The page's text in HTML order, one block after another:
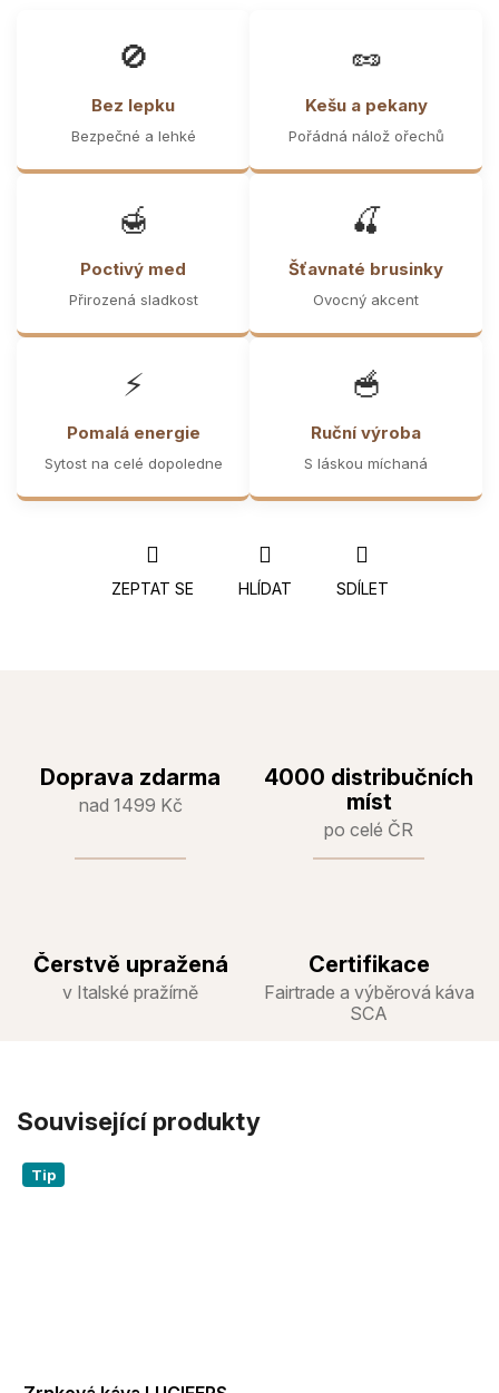
🚫
Bez lepku
Bezpečné a lehké
🥜
Kešu a pekany
Pořádná nálož ořechů
🍯
Poctivý med
Přirozená sladkost
🍒
Šťavnaté brusinky
Ovocný akcent
⚡
Pomalá energie
Sytost na celé dopoledne
🥣
Ruční výroba
S láskou míchaná
ZEPTAT SE HLÍDAT SDÍLET
Doprava zdarma
nad 1499 Kč
4000 distribučních
míst
po celé ČR
Čerstvě upražená
v Italské pražírně
Certifikace
Fairtrade a výběrová káva
SCA
Související produkty
Tip